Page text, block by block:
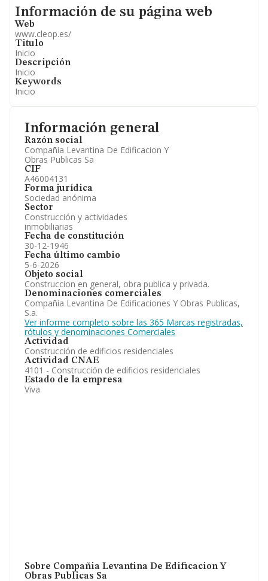
Información general
Razón social
Compañia Levantina De Edificacion Y
Obras Publicas Sa
CIF
A46004131
Forma jurídica
Sociedad anónima
Sector
Construcción y actividades
inmobiliarias
Fecha de constitución
30-12-1946
Fecha último cambio
5-6-2026
Objeto social
Construccion en general, obra publica y privada.
Denominaciones comerciales
Compañia Levantina De Edificaciones Y Obras Publicas,
S.a.
Ver informe completo sobre las 365 Marcas registradas,
rótulos y denominaciones Comerciales
Actividad
Construcción de edificios residenciales
Actividad CNAE
4101 - Construcción de edificios residenciales
Estado de la empresa
Viva
Sobre Compañia Levantina De Edificacion Y
Obras Publicas Sa
Artículos de prensa publicados sobre la empresa.
Información oficial y registral complementaria.
Informacion de su página web
Información de su página web
Web
www.cleop.es/
Titulo
Inicio
Descripción
Inicio
Keywords
Inicio